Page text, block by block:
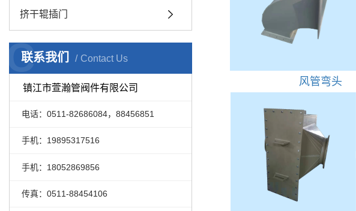
挤干辊插门
联系我们 Contact Us
C
镇江市萱瀚管阀件有限公司
电话：0511-82686084，88456851
手机：19895317516
手机：18052869856
传真：0511-88454106
风管弯头